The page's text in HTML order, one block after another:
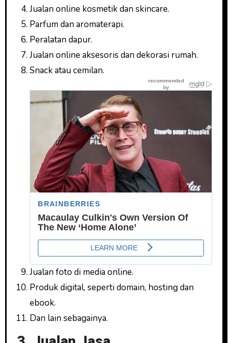
Jualan online kosmetik dan skincare.
Parfum dan aromaterapi.
Peralatan dapur.
Jualan online aksesoris dan dekorasi rumah.
Snack atau cemilan.
Jualan foto di media online.
Produk digital, seperti domain, hosting dan
ebook.
Dan lain sebagainya.